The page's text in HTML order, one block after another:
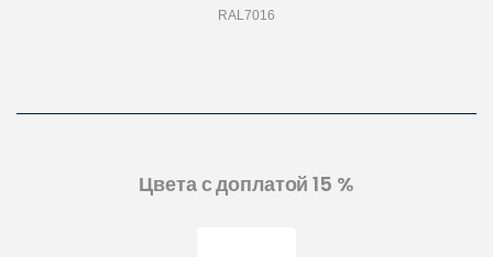
RAL7016
Цвета с доплатой 15 %